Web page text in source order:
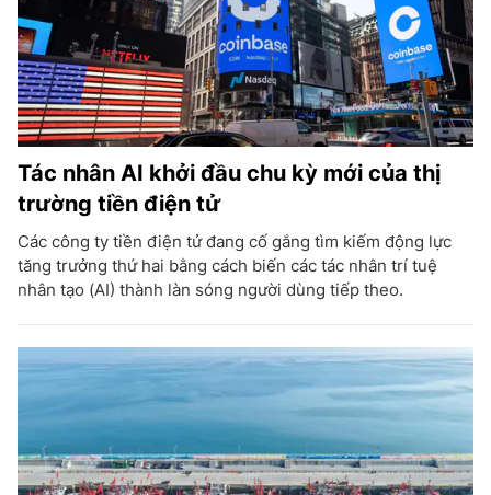
Tác nhân AI khởi đầu chu kỳ mới của thị
trường tiền điện tử
Các công ty tiền điện tử đang cố gắng tìm kiếm động lực
tăng trưởng thứ hai bằng cách biến các tác nhân trí tuệ
nhân tạo (AI) thành làn sóng người dùng tiếp theo.